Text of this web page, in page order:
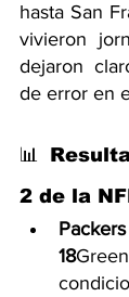
hasta San
vivieron
dejaron
de error en
📊
2 de la
18